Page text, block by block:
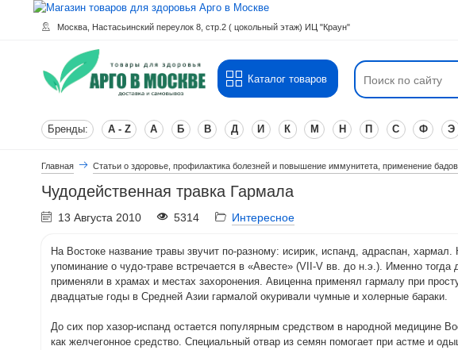
Москва, Настасьинский переулок 8, стр.2 ( цокольный этаж) ИЦ "Краун"
Каталог товаров
Бренды: A - Z А Б В Д И К М Н П С Ф Э
Главная Статьи о здоровье, профилактика болезней и повышение иммунитета, применение
Чудодейственная травка Гармала
13 Августа 2010 5314 Интересное
На Востоке название травы звучит по-разному: исирик, испанд, адраспан,
упоминание о чудо-траве встречается в «Авесте» (VII-V вв. до н.э.). Именно
применяли в храмах и местах захоронения. Авиценна применял гармалу при
двадцатые годы в Средней Азии гармалой окуривали чумные и холерные бараки.
До сих пор хазор-испанд остается популярным средством в народной медицине
как желчегонное средство. Специальный отвар из семян помогает при астме и